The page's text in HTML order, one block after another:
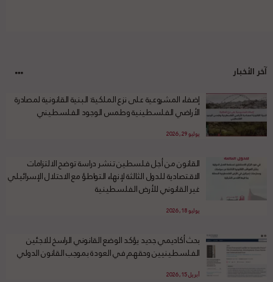
آخر الأخبار
إضفاء المشروعية على نزع الملكية: البنية القانونية لمصادرة
الأراضي الفلسطينية وطمس الوجود الفلسطيني
يوليو 29, 2026
القانون من أجل فلسطين تنشر دراسة توضح الالتزامات
الاقتصادية للدول الثالثة لإنهاء التواطؤ مع الاحتلال الإسرائيلي
غير القانوني للأرض الفلسطينية
يوليو 18, 2026
بحث أكاديمي جديد يؤكد الوضع القانوني الراسخ للاجئين
الفلسطينيين وحقهم في العودة بموجب القانون الدولي
أبريل 15, 2026